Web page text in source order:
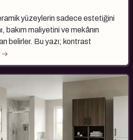
yüzeylerin sadece estetiğini
bakım maliyetini ve mekânın
belirler. Bu yazı; kontrast